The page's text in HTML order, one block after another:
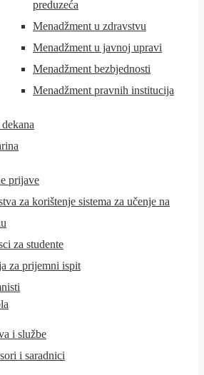
preduzeća
Menadžment u zdravstvu
Menadžment u javnoj upravi
Menadžment bezbjednosti
Menadžment pravnih institucija
prijave
za korištenje sistema za učenje na
za studente
za prijemni ispit
i službe
i saradnici